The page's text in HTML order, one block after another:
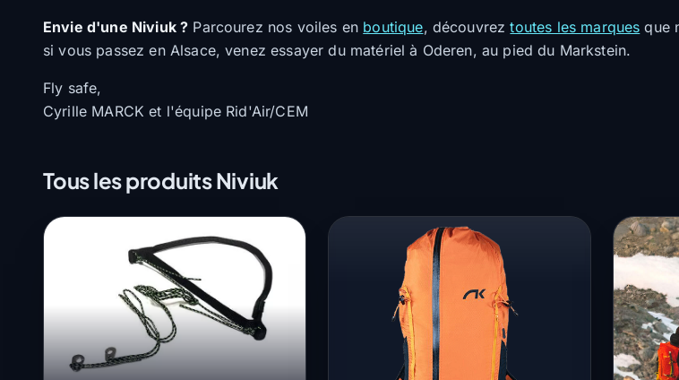
Envie d'une Niviuk ? Parcourez nos voiles en boutique, découvreztoutes les marques que
si vous passez en Alsace, venez essayer du matériel à Oderen, au pied du Markstein.
Fly safe,
Cyrille MARCK et l'équipe Rid'Air/CEM
Tous les produits Niviuk